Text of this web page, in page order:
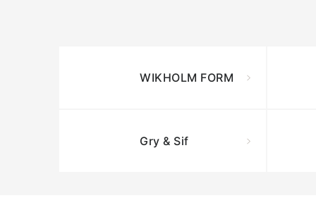
WIKHOLM FORM
Gry & Sif